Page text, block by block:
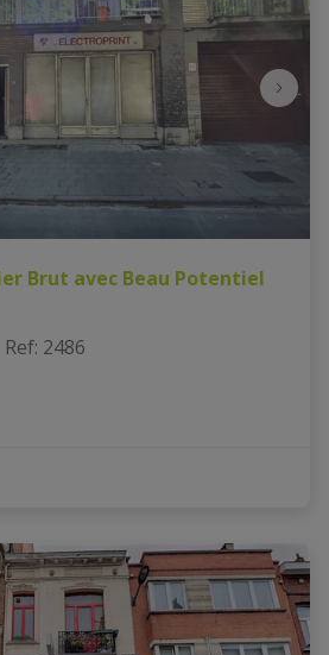
Brut avec Beau Potentiel
Ref: 2486